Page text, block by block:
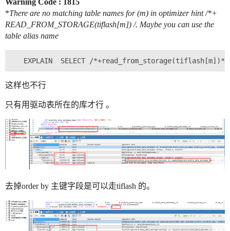
Warning Code : 1815
*There are no matching table names for (m) in optimizer hint /*+
READ_FROM_STORAGE(tiflash[m]) /. Maybe you can use the
table alias name
这样也不行
只有用驱动表所在的库才行 。
去掉order by 主键字段是可以走tiflash 的。